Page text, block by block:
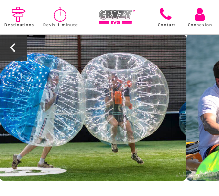
Destinations Devis 1 minute Contact Connexion